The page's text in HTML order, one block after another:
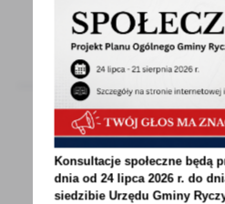
22 - 04 - 2021
22 KWIETNIA ŚWIATOWY
Konsultacje społeczne będą
dnia od 24 lipca 2026 r. do
siedzibie Urzędu Gminy